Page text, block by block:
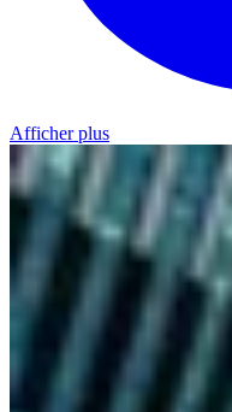
Afficher plus